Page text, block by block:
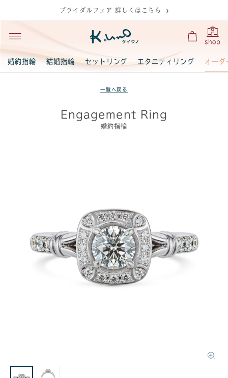
ブライダルフェア 詳しくはこちら
shop
婚約指輪 結婚指輪 セットリング エタニティリング オーダ
一覧へ戻る
Engagement Ring
婚約指輪